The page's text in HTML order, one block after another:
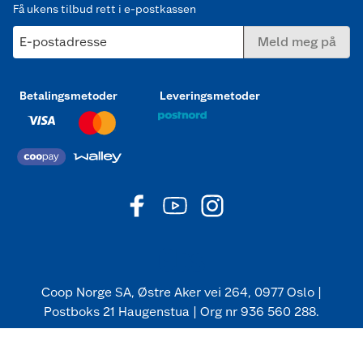
Få ukens tilbud rett i e-postkassen
E-postadresse Meld meg på
Betalingsmetoder Leveringsmetoder
Coop Norge SA, Østre Aker vei 264, 0977 Oslo |
Postboks 21 Haugenstua | Org nr 936 560 288.